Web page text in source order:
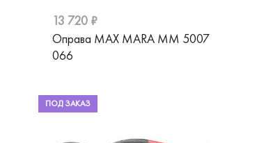
13 720 ₽
Оправа MAX MARA MM 5007
066
ПОД ЗАКАЗ